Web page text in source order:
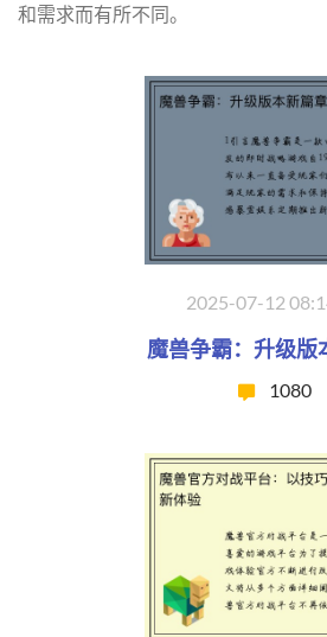
和需求而有所不同。
2025-07-12
魔兽争霸：升级版
1080